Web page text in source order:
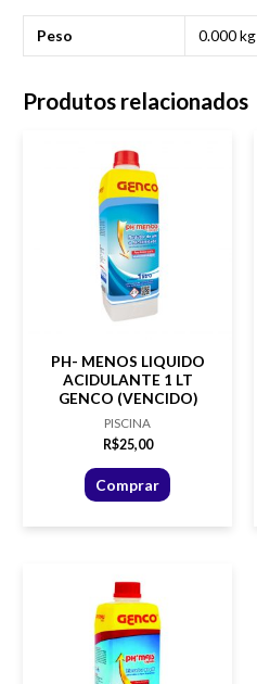
Peso 0.000 kg
Produtos relacionados
PH- MENOS LIQUIDO
ACIDULANTE 1 LT
GENCO (VENCIDO)
PISCINA
R$25,00
Comprar